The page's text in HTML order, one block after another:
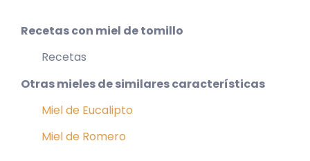
Recetas con miel de tomillo
Recetas
Otras mieles de similares características
Miel de Eucalipto
Miel de Romero